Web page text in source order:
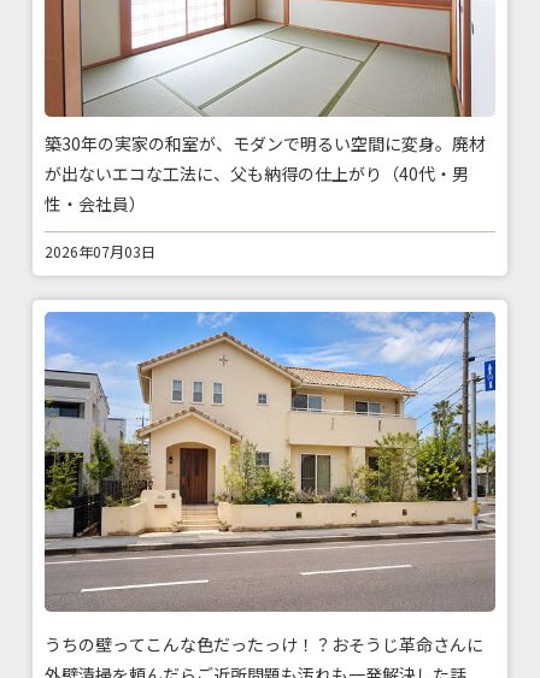
築30年の実家の和室が、モダンで明るい空間に変身。廃材
が出ないエコな工法に、父も納得の仕上がり（40代・男
性・会社員）
2026年07月03日
うちの壁ってこんな色だったっけ！？おそうじ革命さんに